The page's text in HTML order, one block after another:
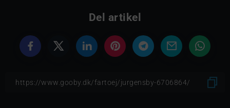
Del artikel